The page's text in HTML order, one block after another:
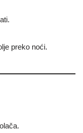
preko noći.